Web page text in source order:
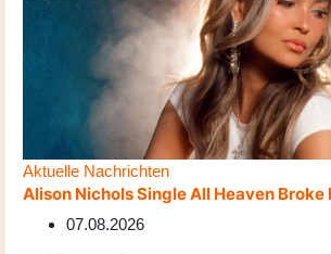
Aktuelle Nachrichten
Alison Nichols Single All Heaven Broke
07.08.2026